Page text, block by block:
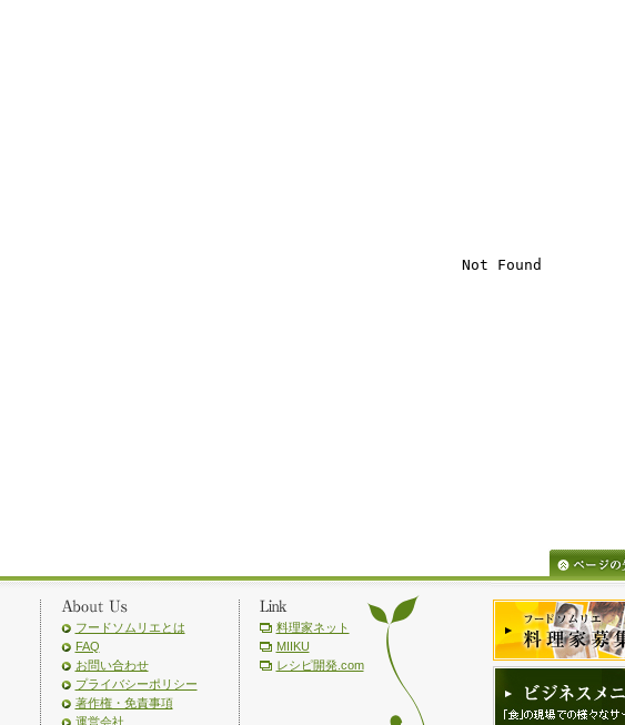
フードソムリエとは
FAQ
お問い合わせ
プライバシーポリシー
著作権・免責事項
運営会社
料理家ネット
MIIKU
レシピ開発.com